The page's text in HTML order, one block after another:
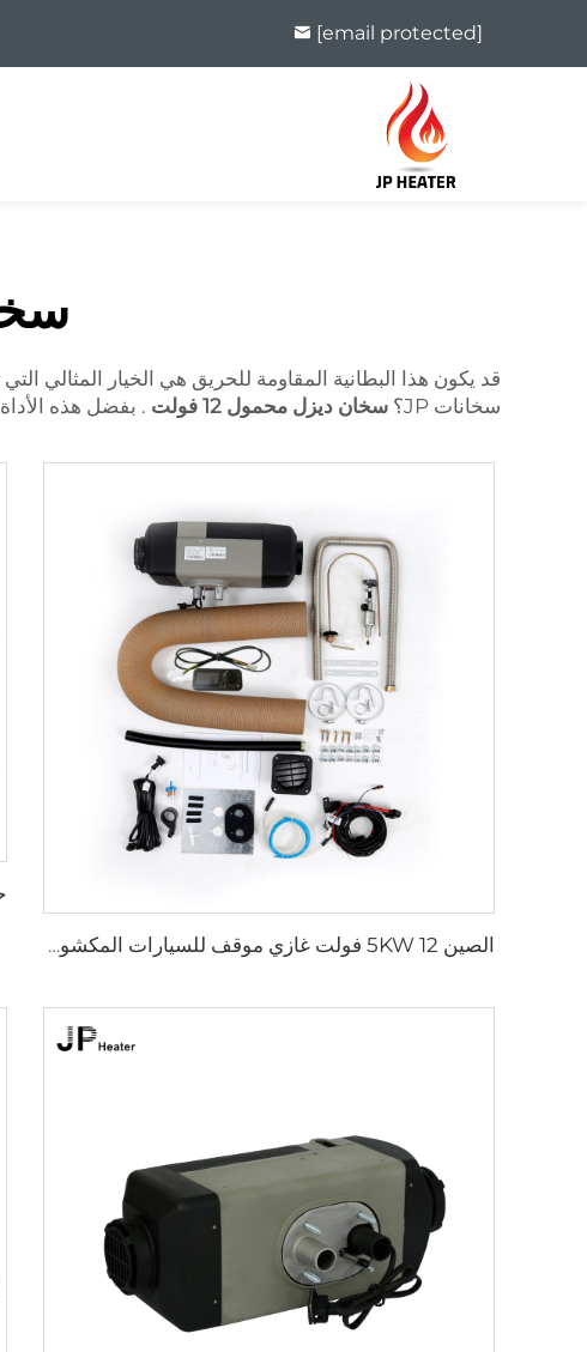
[email protected]
قد يكون هذا البطانية المقاومة للحريق هي الخيار المثالي
سخانات JP؟
سخان ديزل محمول 12 فولت . بفضل هذه
الصين 5KW 12 فولت غازي موقف للسيارات المكشوفة سخان هوائي سخان البنزين محطة وقوف السيارات للكاروان